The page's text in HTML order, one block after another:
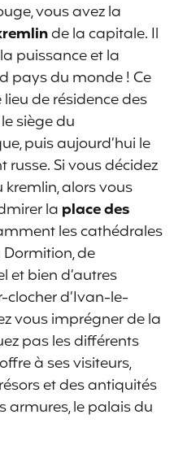
vous avez la
de la capitale. Il
puissance et la
pays du monde ! Ce
de résidence des
siège du
puis aujourd’hui le
Si vous décidez
alors vous
la place des
les cathédrales
Dormition, de
et bien d’autres
clocher d’Ivan-le-
vous imprégner de la
pas les différents
à ses visiteurs,
et des antiquités
armures, le palais du